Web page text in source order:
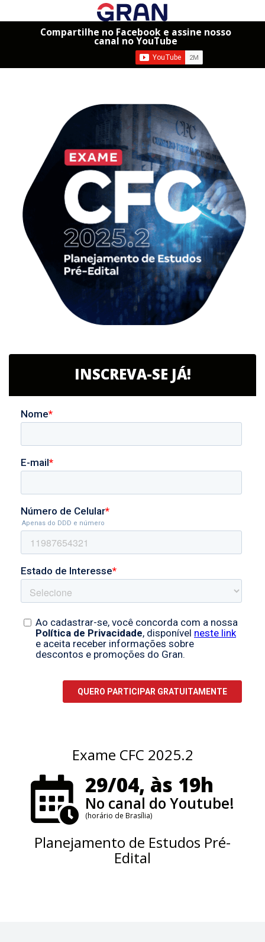
Compartilhe no Facebook e assine nosso
canal no YouTube
INSCREVA-SE JÁ!
Exame CFC 2025.2
29/04, às 19h
No canal do Youtube!
(horário de Brasília)
Planejamento de Estudos Pré-
Edital